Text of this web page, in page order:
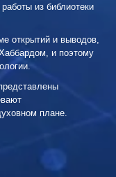
из библиотеки
открытий и выводов,
и поэтому
плане.